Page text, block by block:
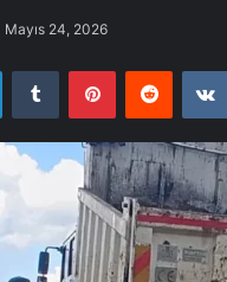
Mayıs 24, 2026
LinkedInTumblr PinterestReddit